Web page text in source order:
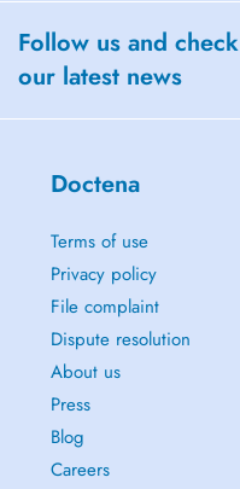
Follow us and check
our latest news
Doctena
Terms of use
Privacy policy
File complaint
Dispute resolution
About us
Press
Blog
Careers